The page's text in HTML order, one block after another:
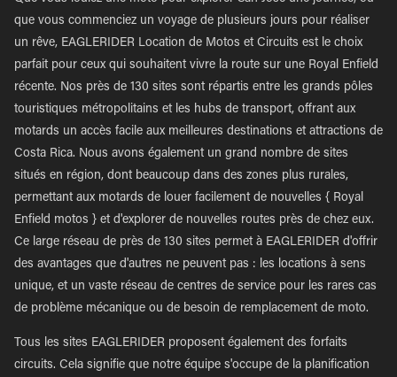
que vous commenciez un voyage de plusieurs jours pour réaliser
un rêve, EAGLERIDER Location de Motos et Circuits est le choix
parfait pour ceux qui souhaitent vivre la route sur une Royal Enfield
récente. Nos près de 130 sites sont répartis entre les grands pôles
touristiques métropolitains et les hubs de transport, offrant aux
motards un accès facile aux meilleures destinations et attractions de
Costa Rica. Nous avons également un grand nombre de sites
situés en région, dont beaucoup dans des zones plus rurales,
permettant aux motards de louer facilement de nouvelles { Royal
Enfield motos } et d'explorer de nouvelles routes près de chez eux.
Ce large réseau de près de 130 sites permet à EAGLERIDER d'offrir
des avantages que d'autres ne peuvent pas : les locations à sens
unique, et un vaste réseau de centres de service pour les rares cas
de problème mécanique ou de besoin de remplacement de moto.
Tous les sites EAGLERIDER proposent également des forfaits
circuits. Cela signifie que notre équipe s'occupe de la planification